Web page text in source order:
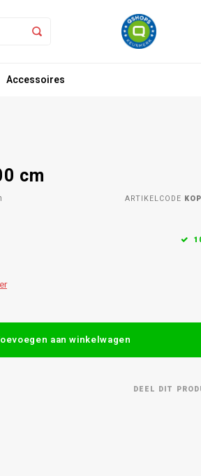
Accessoires
cm
ARTIKELCODE
aan winkelwagen
DEEL DIT